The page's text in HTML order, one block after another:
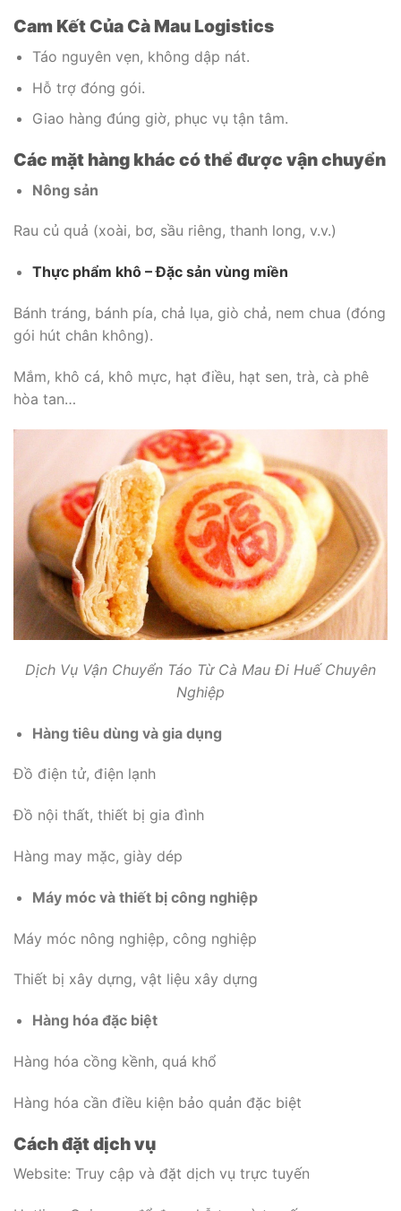
Cam Kết Của Cà Mau Logistics
Táo nguyên vẹn, không dập nát.
Hỗ trợ đóng gói.
Giao hàng đúng giờ, phục vụ tận tâm.
Các mặt hàng khác có thể được vận chuyển
Nông sản
Rau củ quả (xoài, bơ, sầu riêng, thanh long, v.v.)
Thực phẩm khô – Đặc sản vùng miền
Bánh tráng, bánh pía, chả lụa, giò chả, nem chua (đóng
gói hút chân không).
Mắm, khô cá, khô mực, hạt điều, hạt sen, trà, cà phê
hòa tan…
Dịch Vụ Vận Chuyển Táo Từ Cà Mau Đi Huế Chuyên
Nghiệp
Hàng tiêu dùng và gia dụng
Đồ điện tử, điện lạnh
Đồ nội thất, thiết bị gia đình
Hàng may mặc, giày dép
Máy móc và thiết bị công nghiệp
Máy móc nông nghiệp, công nghiệp
Thiết bị xây dựng, vật liệu xây dựng
Hàng hóa đặc biệt
Hàng hóa cồng kềnh, quá khổ
Hàng hóa cần điều kiện bảo quản đặc biệt
Cách đặt dịch vụ
Website: Truy cập và đặt dịch vụ trực tuyến